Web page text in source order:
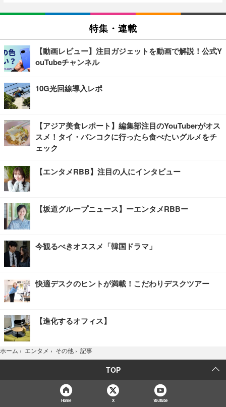
特集・連載
【動画レビュー】注目ガジェットを動画で解説！公式Y
ouTubeチャンネル
10G光回線導入レポ
【アジア美食レポート】編集部注目のYouTuberがオス
スメ！タイ・バンコクに行ったら食べたいグルメをチ
ェック
【エンタメRBB】注目の人にインタビュー
【坂道グループニュース】ーエンタメRBBー
今観るべきオススメ「韓国ドラマ」
快適デスクのヒントが満載！こだわりデスクツアー
【進化するオフィス】
ホーム › エンタメ › その他 › 記事
TOP
Home X YouTube